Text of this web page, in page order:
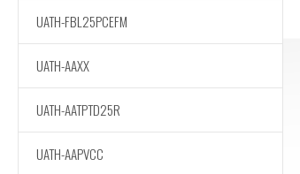
UATH-FBL25PCEFM
UATH-AAXX
UATH-AATPTD25R
UATH-AAPVCC